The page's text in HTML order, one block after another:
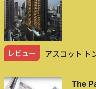
レビュー アスコット ト
The